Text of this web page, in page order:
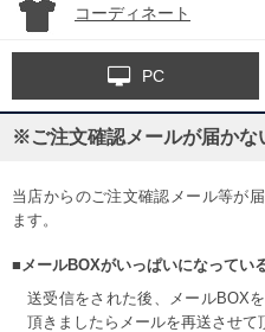
コーディネート
PC
※ご注文確認メールが届かな
当店からのご注文確認メール等が
ます。
■メールBOXがいっぱいになっている
送受信をされた後、メールBOX
頂きましたらメールを再送させて